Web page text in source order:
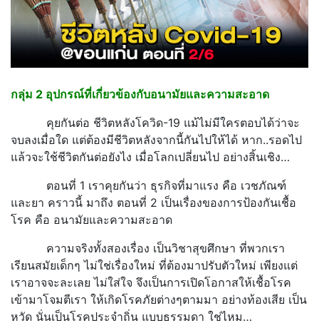
กลุ่ม 2 อุปกรณ์ที่เกี่ยวข้องกับอนามัยและความสะอาด
คุยกันต่อ ชีวิตหลังโควิด-19 แม้ไม่มีใครตอบได้ว่าจะ
จบลงเมื่อใด แต่ต้องมีชีวิตหลังจากนี้กันไปให้ได้ หาก..รอดไป
แล้วจะใช้ชีวิตกันต่อยังไง เมื่อโลกเปลี่ยนไป อย่างสิ้นเชิง…
ตอนที่ 1 เราคุยกันว่า ธุรกิจที่มาแรง คือ เวชภัณฑ์
และยา คราวนี้ มาถึง ตอนที่ 2 เป็นเรื่องของการป้องกันเชื้อ
โรค คือ อนามัยและความสะอาด
ความจริงทั้งสองเรื่อง เป็นวิชาสุขศึกษา ที่พวกเรา
เรียนสมัยเด็กๆ ไม่ใช่เรื่องใหม่ ที่ต้องมาปรับตัวใหม่ เพียงแต่
เราอาจจะละเลย ไม่ใส่ใจ จึงเป็นการเปิดโอกาสให้เชื้อโรค
เข้ามาโจมตีเรา ให้เกิดโรคภัยต่างๆตามมา อย่างท้องเสีย เป็น
หวัด นั่นเป็นโรคประจำถิ่น แบบธรรมดา ใช่ไหม…